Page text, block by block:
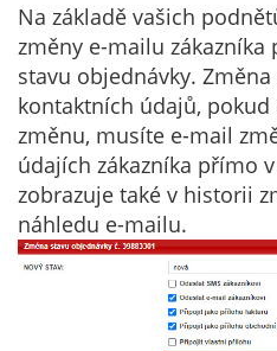
Na základě vašich
změny e-mailu
stavu objednávky.
kontaktních údajů,
změnu, musíte e-mail
údajích zákazníka přímo
zobrazuje také v historii
náhledu e-mailu.